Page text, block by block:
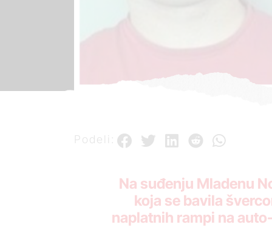
Podeli:
Na suđenju Mladenu
koja se bavila
naplatnih rampi na